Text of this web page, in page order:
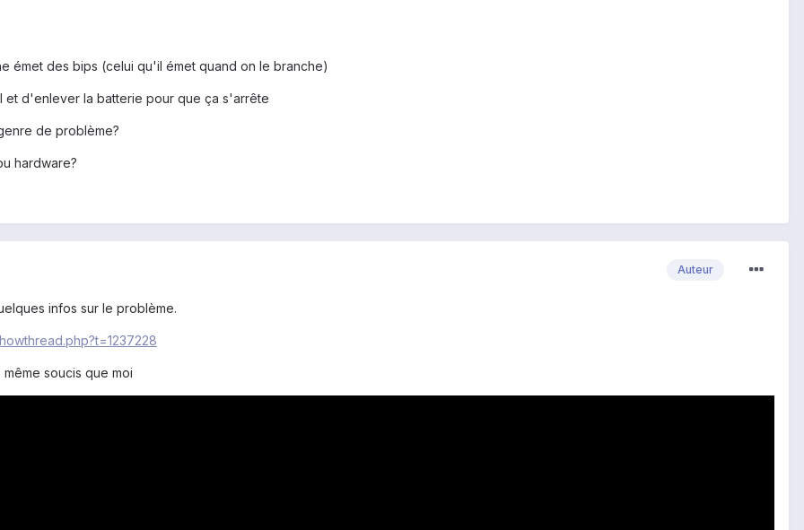
émet des bips (celui qu'il émet quand on le branche)
et d'enlever la batterie pour que ça s'arrête
de problème?
hardware?
Auteur
infos sur le problème.
soucis que moi